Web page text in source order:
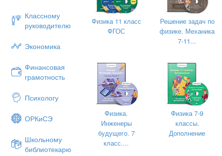
Классному
руководителю
Экономика
Финансовая
грамотность
Психологу
ОРКиСЭ
Школьному
библиотекарю
Оглавление
Физика 11 класс
ФГОС
Решение задач по
физике. Механика
7-11...
Физика.
Инженеры
будущего. 7
класс....
Физика 7-9
классы.
Дополнение